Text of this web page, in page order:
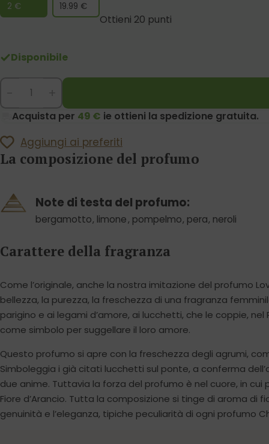
2 € 19.99 €
Ottieni 20 punti
Disponibile
Acquista per 49 € ie ottieni la spedizione gratuita.
Aggiungi ai preferiti
La composizione del profumo
Note di testa del profumo:
bergamotto, limone, pompelmo, pera, neroli
Carattere della fragranza
Come l’originale, anche la nostra imitazione del profumo
bellezza, la purezza, la freschezza di una fragranza
parigino e ai legami d’amore, ai lucchetti, che le coppie,
come simbolo per suggellare il loro amore.
Questo profumo si apre con la freschezza degli agrumi,
Simboleggia i già citati lucchetti sul ponte, a conferma
due anime. Tuttavia la forza del profumo è nel cuore, in cui
Fiore d’Arancio. Tutta la composizione si tinge di aroma di
genuinità e l’eleganza, tipiche peculiarità di ogni profumo